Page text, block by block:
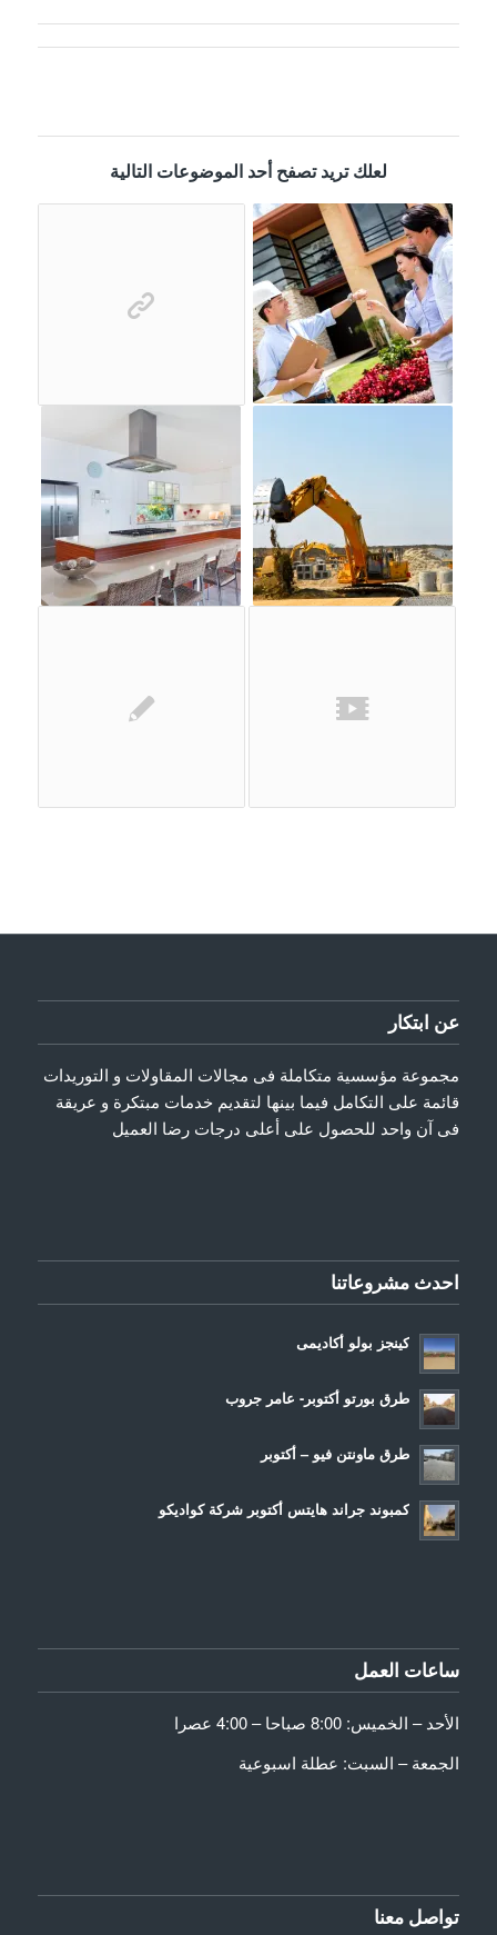
لعلك تريد تصفح أحد الموضوعات التالية
عن ابتكار
مجموعة مؤسسية متكاملة فى مجالات المقاولات و التوريدات
قائمة على التكامل فيما بينها لتقديم خدمات مبتكرة و عريقة
فى آن واحد للحصول على أعلى درجات رضا العميل
احدث مشروعاتنا
كينجز بولو أكاديمى
طرق بورتو أكتوبر- عامر جروب
طرق ماونتن فيو – أكتوبر
كمبوند جراند هايتس أكتوبر شركة كواديكو
ساعات العمل
الأحد – الخميس: 8:00 صباحا – 4:00 عصرا
الجمعة – السبت: عطلة اسبوعية
تواصل معنا